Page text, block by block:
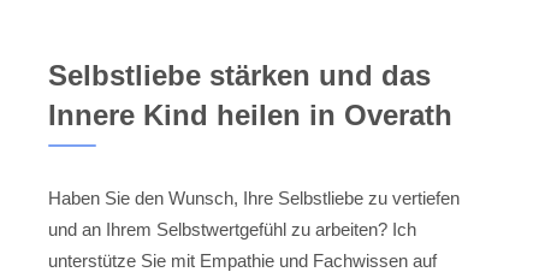
Selbstliebe stärken und das
Innere Kind heilen in Overath
Haben Sie den Wunsch, Ihre Selbstliebe zu vertiefen
und an Ihrem Selbstwertgefühl zu arbeiten? Ich
unterstütze Sie mit Empathie und Fachwissen auf